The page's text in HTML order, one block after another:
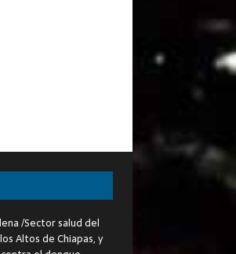
/Sector salud del
Altos de Chiapas, y